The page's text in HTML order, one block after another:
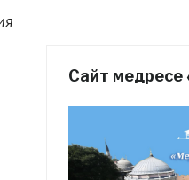
Сайт медресе